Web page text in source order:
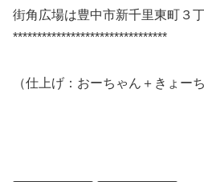
街角広場は豊中市新千里東町３
********************************
（仕上げ：おーちゃん＋きょーち